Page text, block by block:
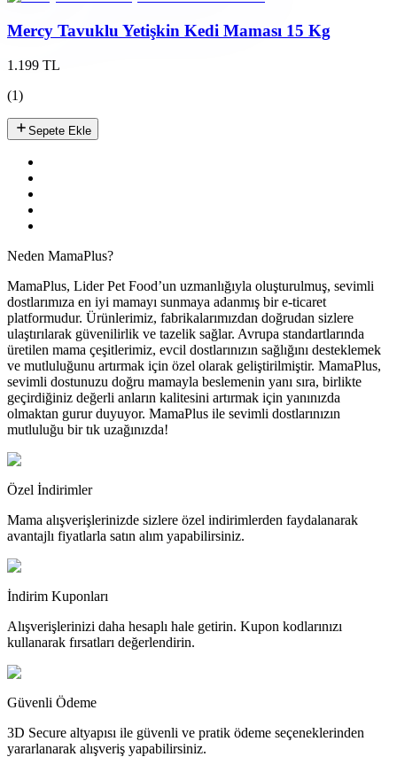
Mercy Tavuklu Yetişkin Kedi Maması 15 Kg
1.199 TL
(1)
Sepete Ekle
Neden MamaPlus?
MamaPlus, Lider Pet Food’un uzmanlığıyla oluşturulmuş, sevimli
dostlarımıza en iyi mamayı sunmaya adanmış bir e-ticaret
platformudur. Ürünlerimiz, fabrikalarımızdan doğrudan sizlere
ulaştırılarak güvenilirlik ve tazelik sağlar. Avrupa standartlarında
üretilen mama çeşitlerimiz, evcil dostlarınızın sağlığını desteklemek
ve mutluluğunu artırmak için özel olarak geliştirilmiştir. MamaPlus,
sevimli dostunuzu doğru mamayla beslemenin yanı sıra, birlikte
geçirdiğiniz değerli anların kalitesini artırmak için yanınızda
olmaktan gurur duyuyor. MamaPlus ile sevimli dostlarınızın
mutluluğu bir tık uzağınızda!
Özel İndirimler
Mama alışverişlerinizde sizlere özel indirimlerden faydalanarak
avantajlı fiyatlarla satın alım yapabilirsiniz.
İndirim Kuponları
Alışverişlerinizi daha hesaplı hale getirin. Kupon kodlarınızı
kullanarak fırsatları değerlendirin.
Güvenli Ödeme
3D Secure altyapısı ile güvenli ve pratik ödeme seçeneklerinden
yararlanarak alışveriş yapabilirsiniz.